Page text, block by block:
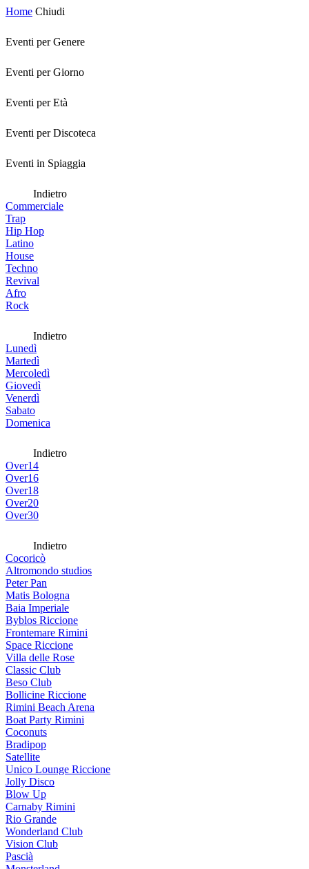
Home Chiudi
Eventi per Genere
Eventi per Giorno
Eventi per Età
Eventi per Discoteca
Eventi in Spiaggia
Indietro
Commerciale
Trap
Hip Hop
Latino
House
Techno
Revival
Afro
Rock
Indietro
Lunedì
Martedì
Mercoledì
Giovedì
Venerdì
Sabato
Domenica
Indietro
Over14
Over16
Over18
Over20
Over30
Indietro
Cocoricò
Altromondo studios
Peter Pan
Matis Bologna
Baia Imperiale
Byblos Riccione
Frontemare Rimini
Space Riccione
Villa delle Rose
Classic Club
Beso Club
Bollicine Riccione
Rimini Beach Arena
Boat Party Rimini
Coconuts
Bradipop
Satellite
Unico Lounge Riccione
Jolly Disco
Blow Up
Carnaby Rimini
Rio Grande
Wonderland Club
Vision Club
Pascià